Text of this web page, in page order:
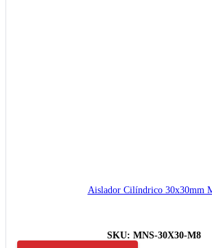
Aislador Cilíndrico 30x30mm
SKU: MNS-30X30-M8